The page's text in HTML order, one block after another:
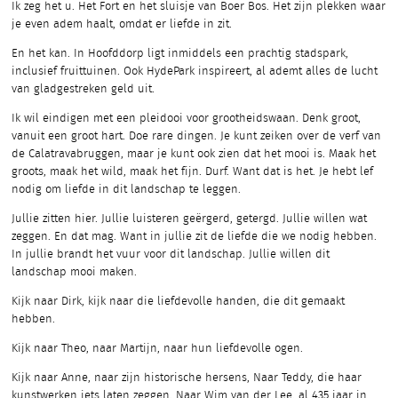
Ik zeg het u. Het Fort en het sluisje van Boer Bos. Het zijn plekken waar
je even adem haalt, omdat er liefde in zit.
En het kan. In Hoofddorp ligt inmiddels een prachtig stadspark,
inclusief fruittuinen. Ook HydePark inspireert, al ademt alles de lucht
van gladgestreken geld uit.
Ik wil eindigen met een pleidooi voor grootheidswaan. Denk groot,
vanuit een groot hart. Doe rare dingen. Je kunt zeiken over de verf van
de Calatravabruggen, maar je kunt ook zien dat het mooi is. Maak het
groots, maak het wild, maak het fijn. Durf. Want dat is het. Je hebt lef
nodig om liefde in dit landschap te leggen.
Jullie zitten hier. Jullie luisteren geërgerd, getergd. Jullie willen wat
zeggen. En dat mag. Want in jullie zit de liefde die we nodig hebben.
In jullie brandt het vuur voor dit landschap. Jullie willen dit
landschap mooi maken.
Kijk naar Dirk, kijk naar die liefdevolle handen, die dit gemaakt
hebben.
Kijk naar Theo, naar Martijn, naar hun liefdevolle ogen.
Kijk naar Anne, naar zijn historische hersens, Naar Teddy, die haar